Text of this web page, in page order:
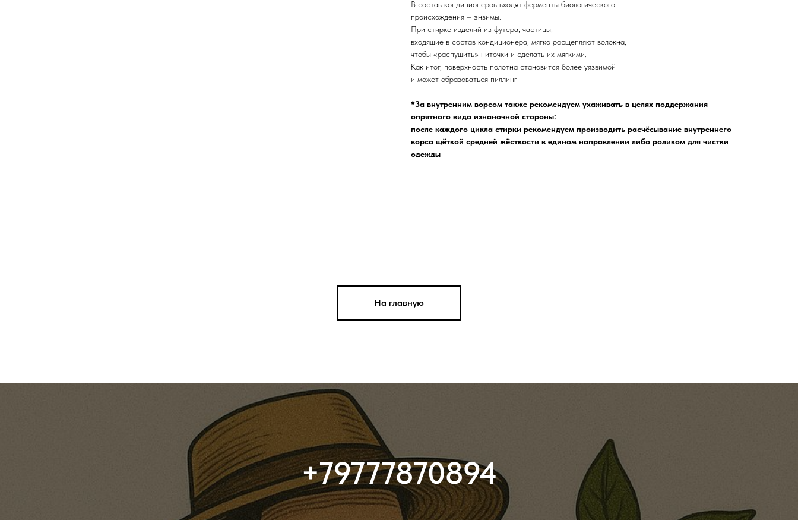
В состав кондиционеров входят ферменты биологического
происхождения – энзимы.
При стирке изделий из футера, частицы,
входящие в состав кондиционера, мягко расщепляют волокна,
чтобы «распушить» ниточки и сделать их мягкими.
Как итог, поверхность полотна становится более уязвимой
и может образоваться пиллинг
*За внутренним ворсом также рекомендуем ухаживать в целях поддержания
опрятного вида изнаночной стороны:
после каждого цикла стирки рекомендуем производить расчёсывание внутреннего
ворса щёткой средней жёсткости в едином направлении либо роликом для чистки
одежды
На главную
+79777870894